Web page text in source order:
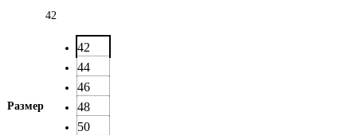
Размер
42
42
44
46
48
50